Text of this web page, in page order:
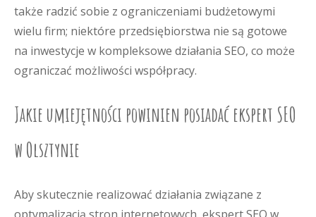
także radzić sobie z ograniczeniami budżetowymi
wielu firm; niektóre przedsiębiorstwa nie są gotowe
na inwestycje w kompleksowe działania SEO, co może
ograniczać możliwości współpracy.
Jakie umiejętności powinien posiadać ekspert SEO
w Olsztynie
Aby skutecznie realizować działania związane z